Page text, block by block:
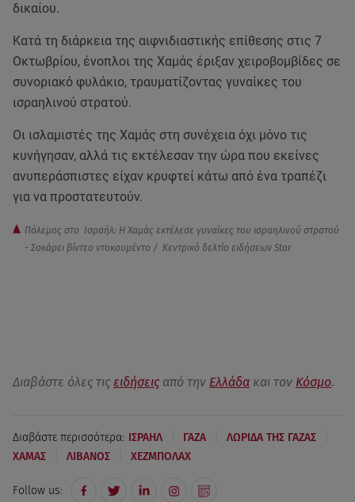
δικαίου.
Κατά τη διάρκεια της αιφνιδιαστικής επίθεσης στις 7
Οκτωβρίου, ένοπλοι της Χαμάς έριξαν χειροβομβίδες σε
συνοριακό φυλάκιο, τραυματίζοντας γυναίκες του
ισραηλινού στρατού.
Οι ισλαμιστές της Χαμάς στη συνέχεια όχι μόνο τις
κυνήγησαν, αλλά τις εκτέλεσαν την ώρα που εκείνες
ανυπεράσπιστες είχαν κρυφτεί κάτω από ένα τραπέζι
για να προστατευτούν.
Πόλεμος στο Ισραήλ: Η Χαμάς εκτέλεσε γυναίκες του ισραηλινού στρατού
- Σοκάρει βίντεο ντοκουμέντο / Κεντρικό δελτίο ειδήσεων Star
Διαβάστε όλες τις ειδήσεις από την Ελλάδα και τον Κόσμο.
Διαβάστε περισσότερα: ΙΣΡΑΗΛ ΓΑΖΑ ΛΩΡΙΔΑ ΤΗΣ ΓΑΖΑΣ
ΧΑΜΑΣ ΛΙΒΑΝΟΣ ΧΕΖΜΠΟΛΑΧ
Follow us: